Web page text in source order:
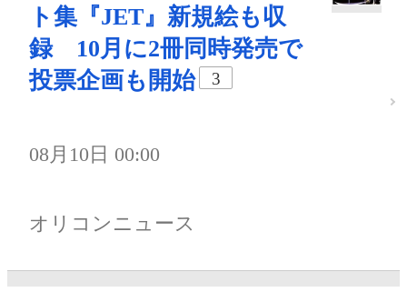
ト集『JET』新規絵も収
録 10月に2冊同時発売で
投票企画も開始
3
08月10日 00:00
オリコンニュース